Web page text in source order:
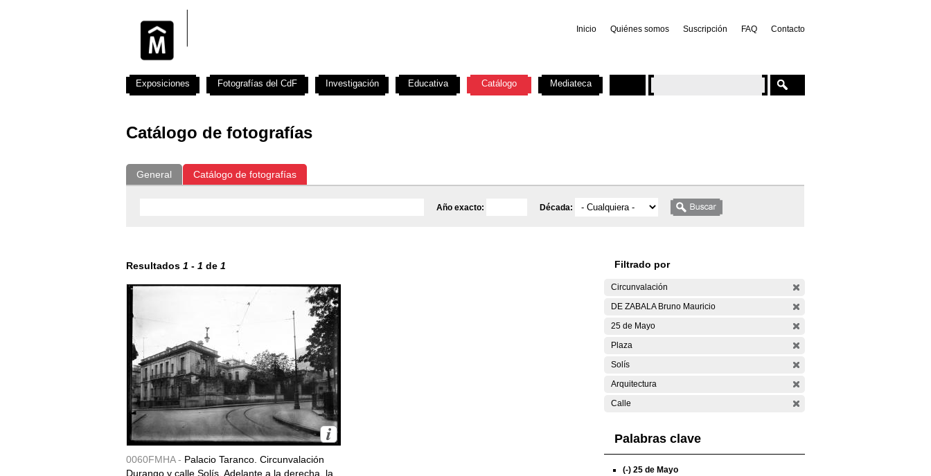
Inicio Quiénes somos Suscripción FAQ Contacto
Catálogo de fotografías
General Catálogo de fotografías
Año exacto: Década:
Resultados 1 - 1 de 1
0060FMHA - Palacio Taranco. Circunvalación
Durango y calle Solís. Adelante a la derecha, la
Filtrado por
Circunvalación
DE ZABALA Bruno Mauricio
25 de Mayo
Plaza
Solís
Arquitectura
Calle
Palabras clave
(-) 25 de Mayo
Exposiciones Fotografías del CdF Investigación Educativa Catálogo Mediateca